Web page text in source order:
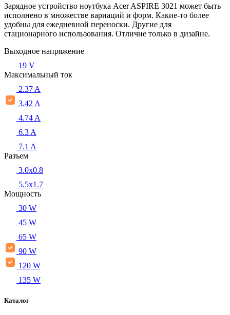
Зарядное устройство ноутбука Acer ASPIRE 3021 может быть
исполнено в множестве вариаций и форм. Какие-то более
удобны для ежедневной переноски. Другие для
стационарного использования. Отличие только в дизайне.
Выходное напряжение
19 V
Максимальный ток
2.37 A
3.42 A
4.74 A
6.3 A
7.1 A
Разъем
3.0x0.8
5.5х1.7
Мощность
30 W
45 W
65 W
90 W
120 W
135 W
Каталог